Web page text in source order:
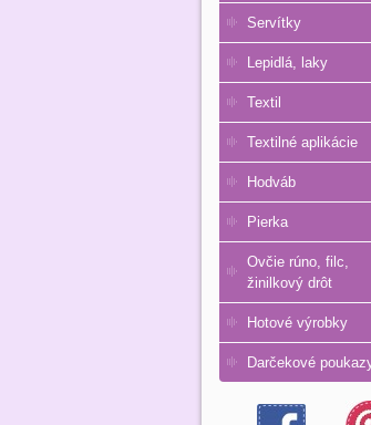
Servítky
Lepidlá, laky
Textil
Textilné aplikácie
Hodváb
Pierka
Ovčie rúno, filc,
žinilkový drôt
Hotové výrobky
Darčekové